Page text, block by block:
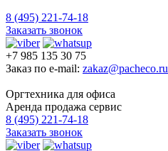
8 (495) 221-74-18
Заказать звонок
+7 985 135 30 75
Заказ по e-mail: zakaz@pacheco.ru
Оргтехника для офиса
Аренда продажа сервис
8 (495) 221-74-18
Заказать звонок